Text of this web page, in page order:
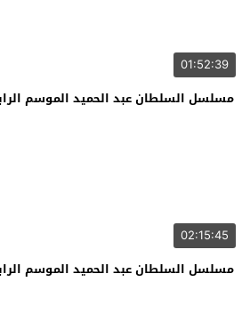
01:52:39
مسلسل السلطان عبد الحميد الموسم الرابع
02:15:45
مسلسل السلطان عبد الحميد الموسم الرابع